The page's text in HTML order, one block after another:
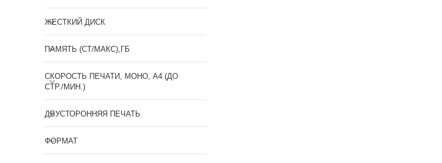
ЖЕСТКИЙ ДИСК
ПАМЯТЬ (СТ/МАКС),ГБ
СКОРОСТЬ ПЕЧАТИ, МОНО, А4 (ДО
СТР./МИН.)
ДВУСТОРОННЯЯ ПЕЧАТЬ
ФОРМАТ